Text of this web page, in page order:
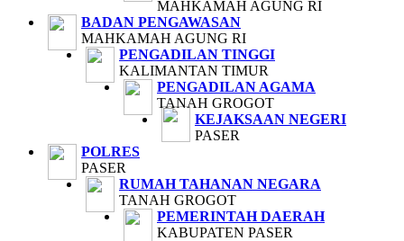
MAHKAMAH AGUNG RI
BADAN PENGAWASAN
MAHKAMAH AGUNG RI
PENGADILAN TINGGI
KALIMANTAN TIMUR
PENGADILAN AGAMA
TANAH GROGOT
KEJAKSAAN NEGERI
PASER
POLRES
PASER
RUMAH TAHANAN NEGARA
TANAH GROGOT
PEMERINTAH DAERAH
KABUPATEN PASER